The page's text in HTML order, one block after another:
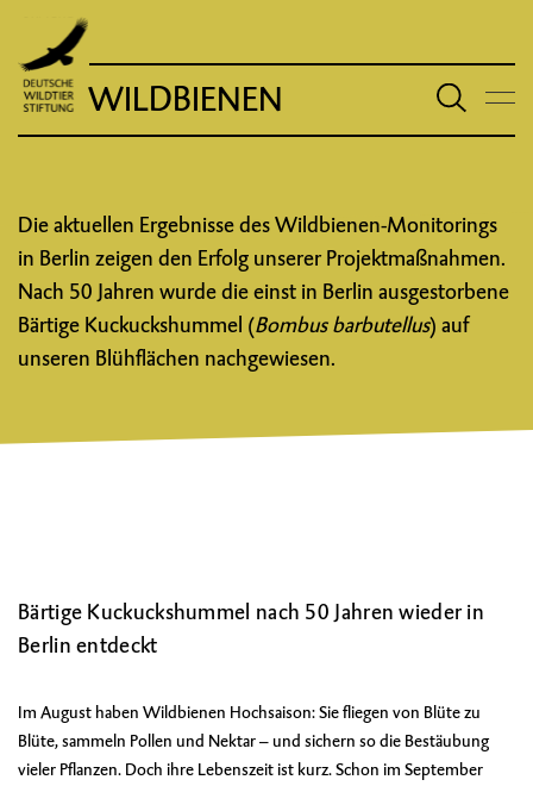
WILDBIENEN
Die aktuellen Ergebnisse des Wildbienen-Monitorings
in Berlin zeigen den Erfolg unserer Projektmaßnahmen.
Nach 50 Jahren wurde die einst in Berlin ausgestorbene
Bärtige Kuckuckshummel (Bombus barbutellus) auf
unseren Blühflächen nachgewiesen.
Bärtige Kuckuckshummel nach 50 Jahren wieder in
Berlin entdeckt
Im August haben Wildbienen Hochsaison: Sie fliegen von Blüte zu
Blüte, sammeln Pollen und Nektar – und sichern so die Bestäubung
vieler Pflanzen. Doch ihre Lebenszeit ist kurz. Schon im September